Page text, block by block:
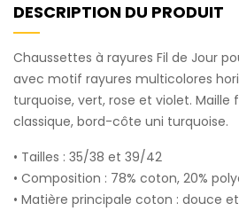
DESCRIPTION DU PRODUIT
Chaussettes à rayures Fil de Jour
avec motif rayures multicolores
turquoise, vert, rose et violet. Maille
classique, bord-côte uni turquoise.
• Tailles : 35/38 et 39/42
• Composition : 78% coton, 20%
• Matière principale coton : douce